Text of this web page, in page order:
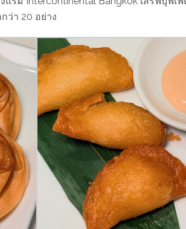
ว่า 20 อย่าง